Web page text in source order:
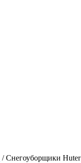
/Снегоуборщики Huter